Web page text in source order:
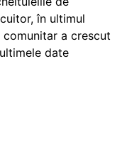
în ultimul
a crescut
date